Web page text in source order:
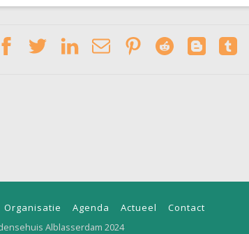
Organisatie Agenda Actueel
Contact
Alblasserdam 2024